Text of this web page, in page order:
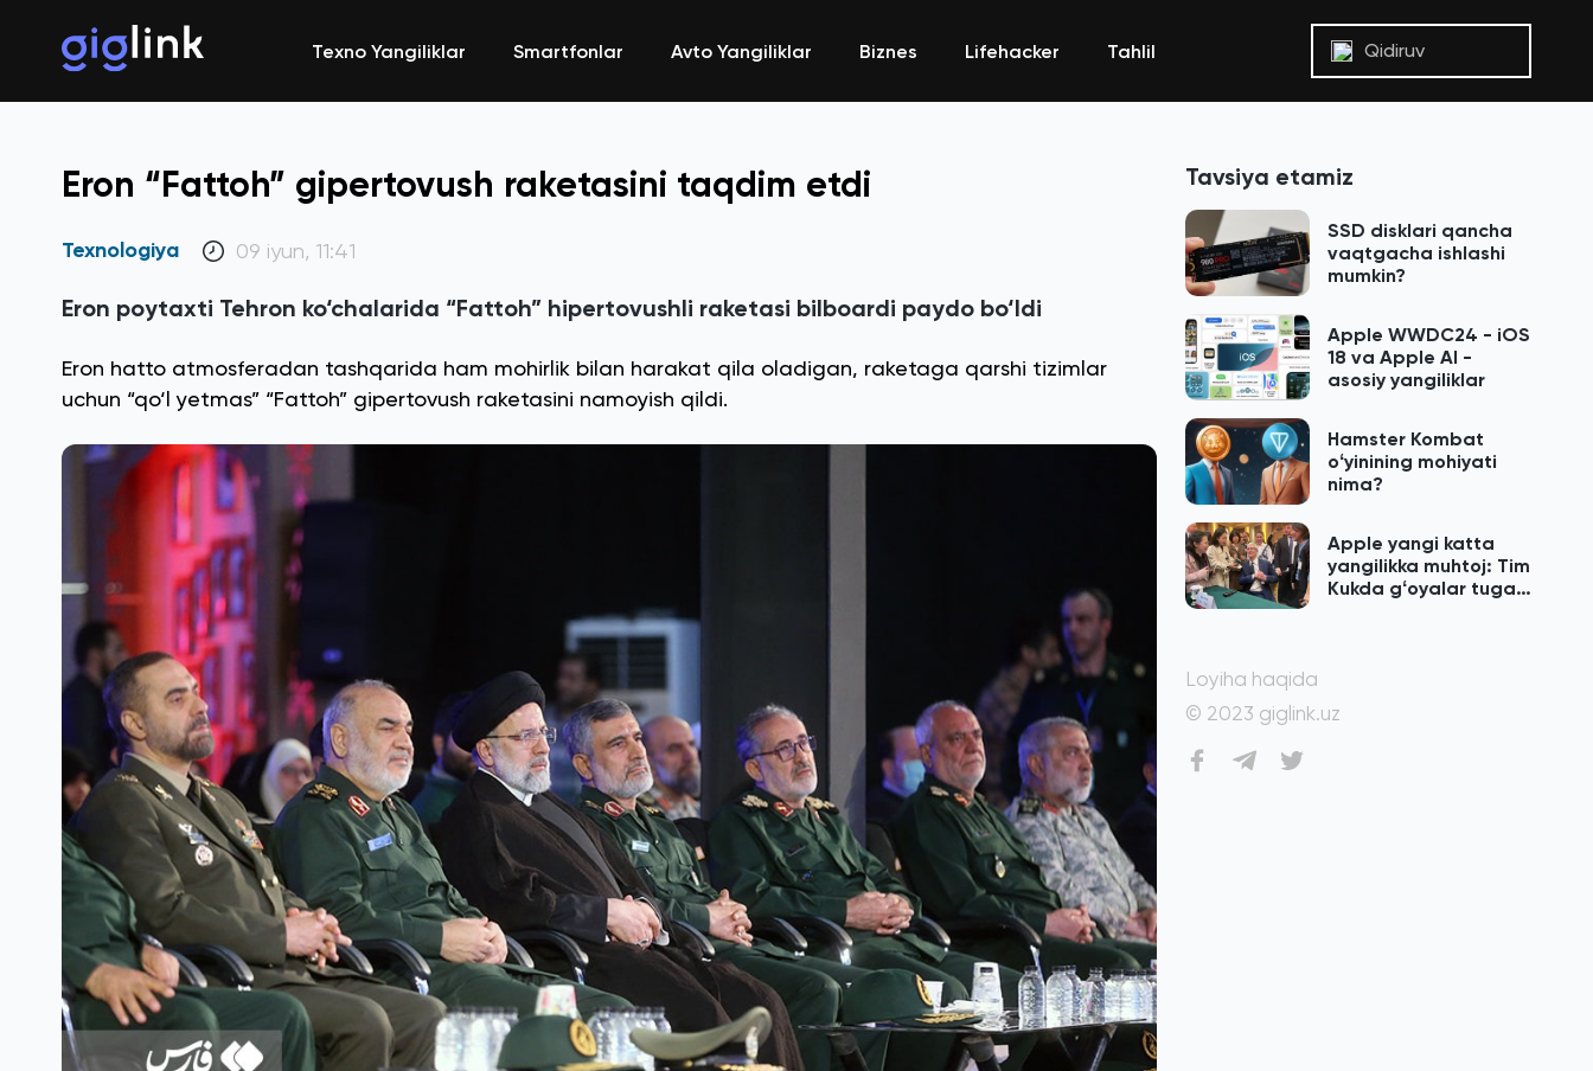
Texno Yangiliklar Smartfonlar Avto Yangiliklar Biznes Lifehacker Tahlil Qidiruv
Eron “Fattoh” gipertovush raketasini taqdim etdi
Texnologiya 09 iyun, 11:41
Eron poytaxti Tehron ko‘chalarida “Fattoh” hipertovushli raketasi bilboardi paydo bo‘ldi
Eron hatto atmosferadan tashqarida ham mohirlik bilan harakat qila oladigan, raketaga qarshi tizimlar
uchun “qo‘l yetmas” “Fattoh” gipertovush raketasini namoyish qildi.
Tavsiya etamiz
SSD disklari qancha
vaqtgacha ishlashi
mumkin?
Apple WWDC24 - iOS
18 va Apple AI -
asosiy yangiliklar
Hamster Kombat
oʻyinining mohiyati
nima?
Apple yangi katta
yangilikka muhtoj: Tim
Kukda gʻoyalar tugab
Loyiha haqida
© 2023 giglink.uz